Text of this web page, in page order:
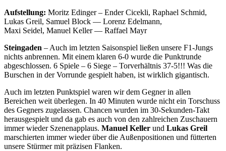
Aufstellung: Moritz Edinger – Ender Cicekli, Raphael Schmid,
Lukas Greil, Samuel Block — Lorenz Edelmann,
Maxi Seidel, Manuel Keller — Raffael Mayr
Steingaden – Auch im letzten Saisonspiel ließen unsere F1-Jungs
nichts anbrennen. Mit einem klaren 6-0 wurde die Punktrunde
abgeschlossen. 6 Spiele – 6 Siege – Torverhältnis 37-5!!! Was die
Burschen in der Vorrunde gespielt haben, ist wirklich gigantisch.
Auch im letzten Punktspiel waren wir dem Gegner in allen
Bereichen weit überlegen. In 40 Minuten wurde nicht ein Torschuss
des Gegners zugelassen. Chancen wurden im 30-Sekunden-Takt
herausgespielt und da gab es auch von den zahlreichen Zuschauern
immer wieder Szenenapplaus. Manuel Keller und Lukas Greil
marschierten immer wieder über die Außenpositionen und fütterten
unsere Stürmer mit präzisen Flanken.